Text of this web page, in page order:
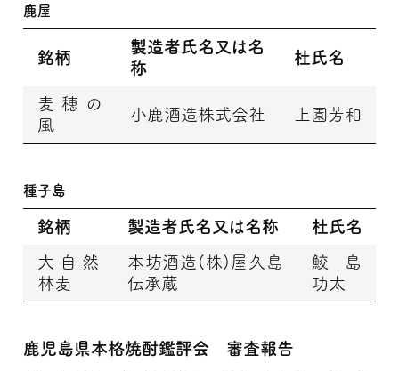
鹿屋
銘柄
製造者氏名又は名
称
杜氏名
麦穂の
風
小鹿酒造株式会社 上園芳和
種子島
銘柄 製造者氏名又は名称 杜氏名
大自然
林麦
本坊酒造(株)屋久島
伝承蔵
鮫島
功太
鹿児島県本格焼酎鑑評会 審査報告